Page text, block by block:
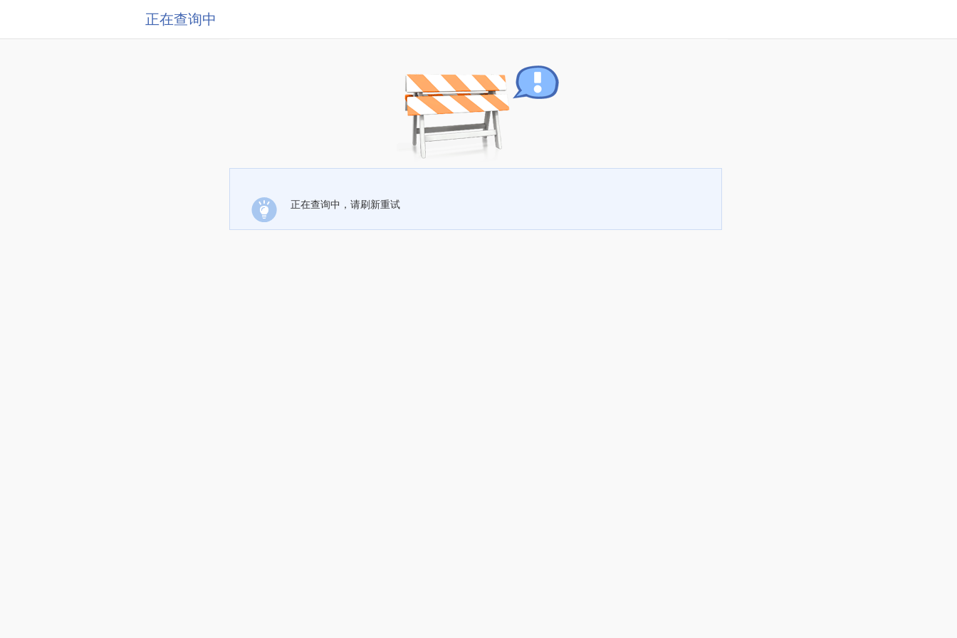
正在查询中
正在查询中，请刷新重试